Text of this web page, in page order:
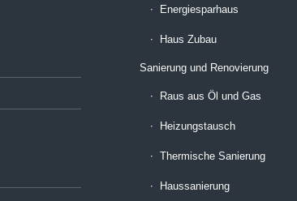
Energiesparhaus
Haus Zubau
Sanierung und Renovierung
Raus aus Öl und Gas
Heizungstausch
Thermische Sanierung
Haussanierung